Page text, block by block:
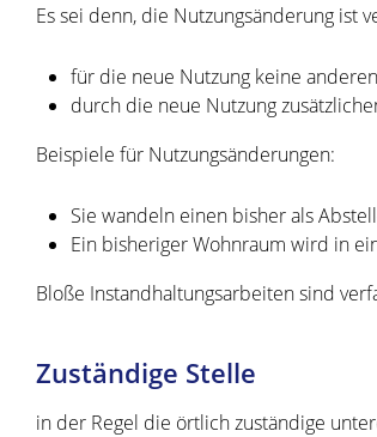
Es sei denn, die Nutzungsänderung ist
für die neue Nutzung keine
durch die neue Nutzung
Beispiele für Nutzungsänderungen:
Sie wandeln einen bisher als
Ein bisheriger Wohnraum wird in
Bloße Instandhaltungsarbeiten sind
Zuständige Stelle
in der Regel die örtlich zuständige